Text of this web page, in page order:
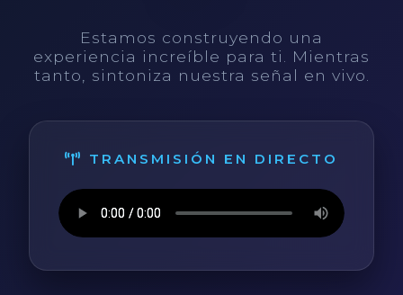
Estamos construyendo una
experiencia increíble para ti. Mientras
tanto, sintoniza nuestra señal en vivo.
TRANSMISIÓN EN DIRECTO